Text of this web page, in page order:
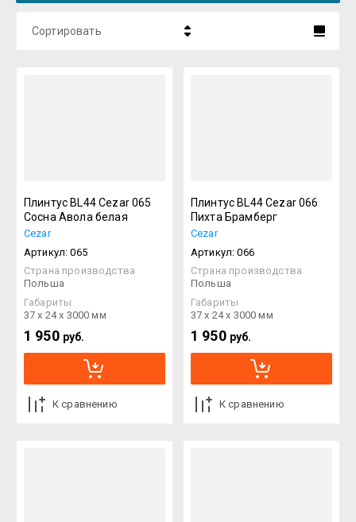
Сортировать
Плинтус BL44 Cezar 065
Сосна Авола белая
Cezar
Артикул: 065
Страна производства
Польша
Габариты
37 х 24 х 3000 мм
1 950 руб.
К сравнению
Плинтус BL44 Cezar 066
Пихта Брамберг
Cezar
Артикул: 066
Страна производства
Польша
Габариты
37 х 24 х 3000 мм
1 950 руб.
К сравнению